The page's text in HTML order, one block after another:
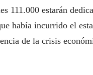
111.000 estarán
había incurrido el
de la crisis